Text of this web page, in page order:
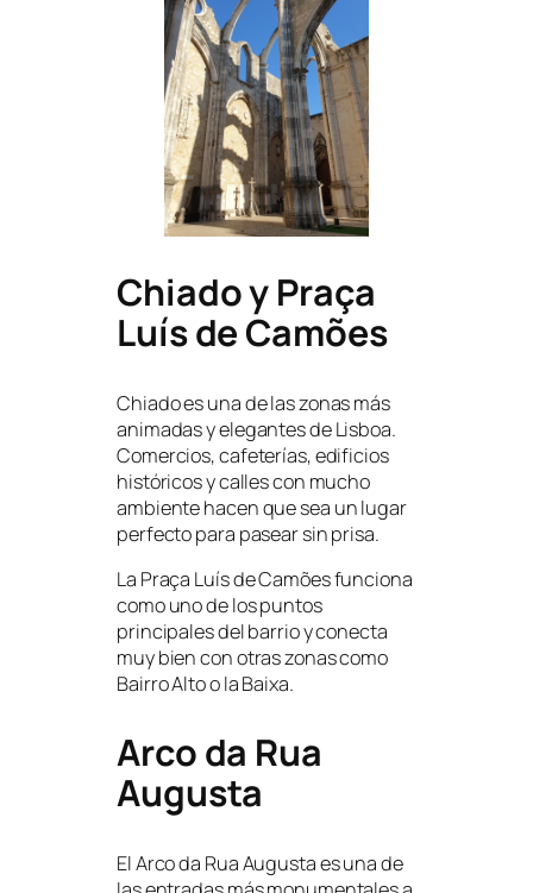
Chiado y Praça
Luís de Camões
Chiado es una de las zonas más
animadas y elegantes de Lisboa.
Comercios, cafeterías, edificios
históricos y calles con mucho
ambiente hacen que sea un lugar
perfecto para pasear sin prisa.
La Praça Luís de Camões funciona
como uno de los puntos
principales del barrio y conecta
muy bien con otras zonas como
Bairro Alto o la Baixa.
Arco da Rua
Augusta
El Arco da Rua Augusta es una de